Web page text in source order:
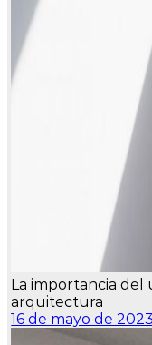
La importancia del
arquitectura
16 de mayo de